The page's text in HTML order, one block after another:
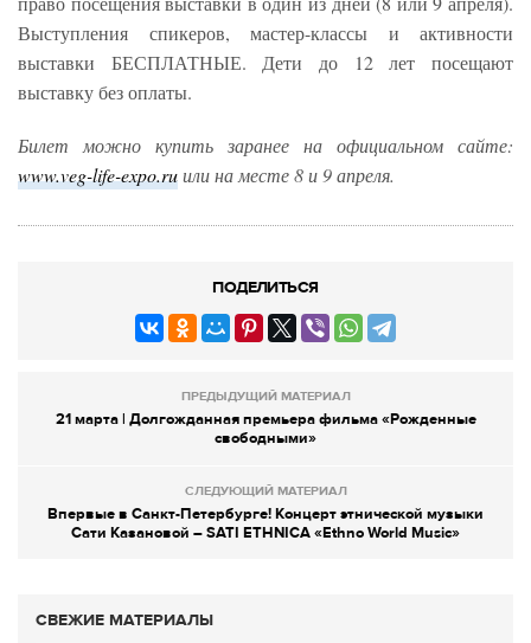
Выступления спикеров, мастер-классы и активности
выставки БЕСПЛАТНЫЕ. Дети до 12 лет посещают
выставку без оплаты.
Билет можно купить заранее на официальном сайте:
www.veg-life-expo.ruили на месте 8 и 9 апреля.
ПОДЕЛИТЬСЯ
ПРЕДЫДУЩИЙ МАТЕРИАЛ
21 марта | Долгожданная премьера фильма «Рожденные
свободными»
СЛЕДУЮЩИЙ МАТЕРИАЛ
Впервые в Санкт-Петербурге! Концерт этнической музыки
Сати Казановой – SATI ETHNICA «Ethno World Music»
СВЕЖИЕ МАТЕРИАЛЫ